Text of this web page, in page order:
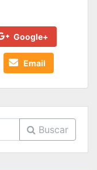
Google+
Email
Buscar